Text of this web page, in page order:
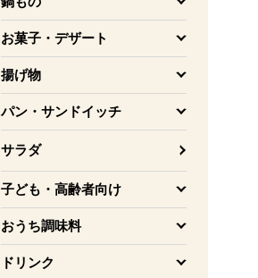
を開く
お菓子・デザート
を開く
揚げ物
を開く
パン・サンドイッチ
を開く
サラダ
子ども・高齢者向け
を開く
おうち調味料
を開く
ドリンク
を開く